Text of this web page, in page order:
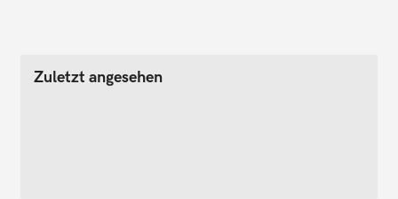
Zuletzt angesehen